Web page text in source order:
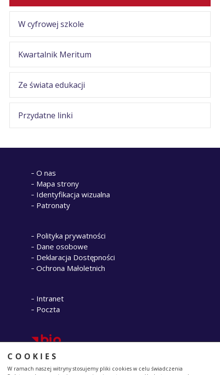
COOKIES
W ramach naszej witryny stosujemy pliki cookies w celu świadczenia
W cyfrowej szkole
Kwartalnik Meritum
Ze świata edukacji
Przydatne linki
O nas
Mapa strony
Identyfikacja wizualna
Patronaty
Polityka prywatności
Dane osobowe
Deklaracja Dostępności
Ochrona Małoletnich
Intranet
Poczta